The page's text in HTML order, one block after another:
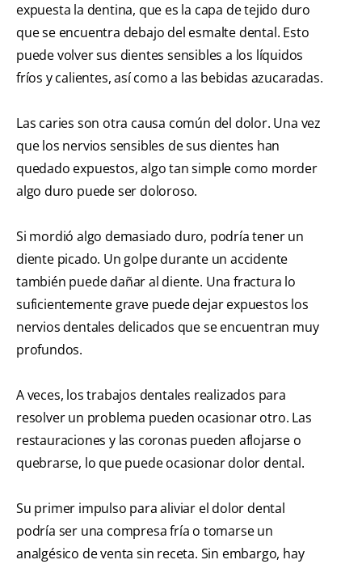
expuesta la dentina, que es la capa de tejido duro
que se encuentra debajo del esmalte dental. Esto
puede volver sus dientes sensibles a los líquidos
fríos y calientes, así como a las bebidas azucaradas.
Las caries son otra causa común del dolor. Una vez
que los nervios sensibles de sus dientes han
quedado expuestos, algo tan simple como morder
algo duro puede ser doloroso.
Si mordió algo demasiado duro, podría tener un
diente picado. Un golpe durante un accidente
también puede dañar al diente. Una fractura lo
suficientemente grave puede dejar expuestos los
nervios dentales delicados que se encuentran muy
profundos.
A veces, los trabajos dentales realizados para
resolver un problema pueden ocasionar otro. Las
restauraciones y las coronas pueden aflojarse o
quebrarse, lo que puede ocasionar dolor dental.
Su primer impulso para aliviar el dolor dental
podría ser una compresa fría o tomarse un
analgésico de venta sin receta. Sin embargo, hay